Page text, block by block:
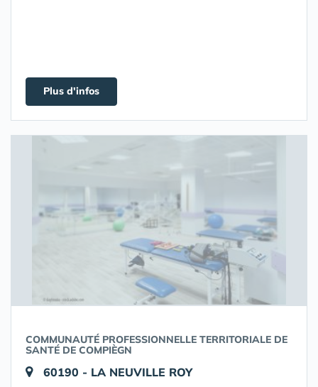
Plus d'infos
COMMUNAUTÉ PROFESSIONNELLE TERRITORIALE DE
SANTÉ DE COMPIÈGN
60190 - LA NEUVILLE ROY